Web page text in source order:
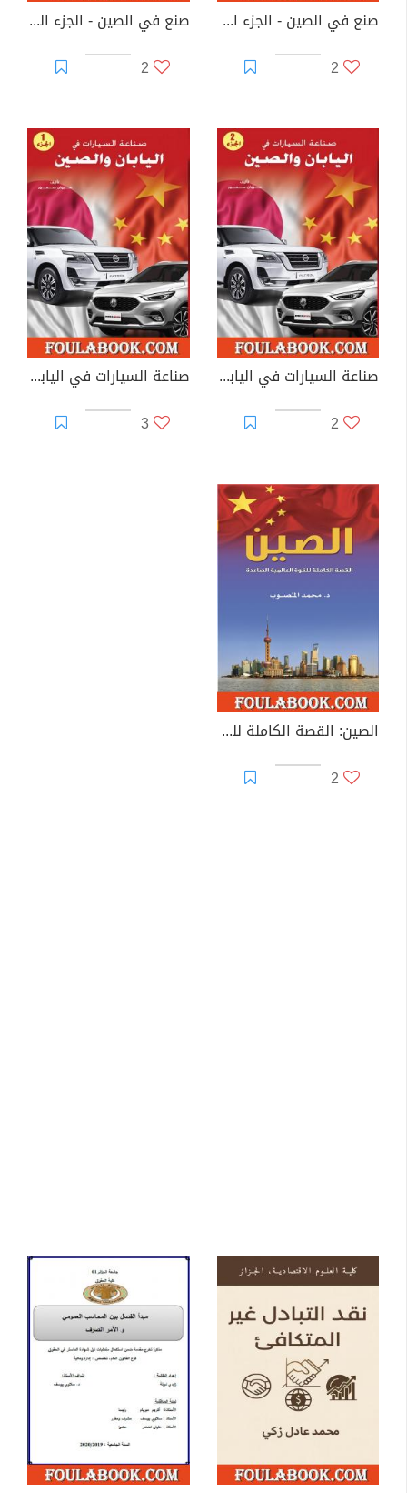
صنع في الصين - الجزء الأول: الدليل التجاري لأبرز الشركات الصينية
2
صنع في الصين - الجزء الثاني: الدليل التجاري لأبرز الشركات الصينية
2
صناعة السيارات في اليابان والصين - الجزء الثاني
2
صناعة السيارات في اليابان والصين - الجزء الأول
3
الصين: القصة الكاملة للقوة العالمية الصاعدة
2